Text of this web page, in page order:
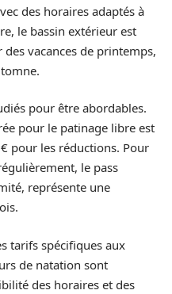
des horaires adaptés à
le bassin extérieur est
vacances de printemps,
pour être abordables.
pour le patinage libre est
pour les réductions. Pour
le pass
représente une
tarifs spécifiques aux
de natation sont
des horaires et des